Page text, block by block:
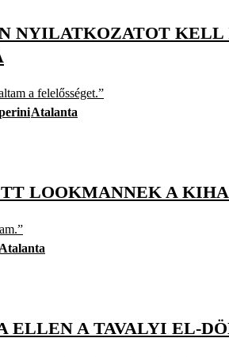
NYILATKOZATOT
a felelősséget.”
Atalanta
LOOKMANNEK A
Atalanta
ELLEN A TAVALYI EL-